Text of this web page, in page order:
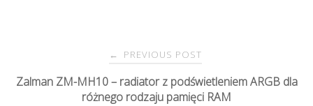
P
← PREVIOUS POST
Zalman ZM-MH10 – radiator z podświetleniem ARGB dla
różnego rodzaju pamięci RAM